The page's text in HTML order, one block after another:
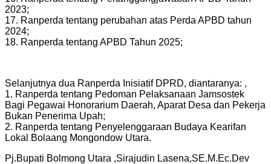
2023;
17. Ranperda tentang perubahan atas Perda APBD tahun
2024;
18. Ranperda tentang APBD Tahun 2025;
Selanjutnya dua Ranperda Inisiatif DPRD, diantaranya: ,
1. Ranperda tentang Pedoman Pelaksanaan Jamsostek
Bagi Pegawai Honorarium Daerah, Aparat Desa dan Pekerja
Bukan Penerima Upah;
2. Ranperda tentang Penyelenggaraan Budaya Kearifan
Lokal Bolaang Mongondow Utara.
Pj.Bupati Bolmong Utara ,Sirajudin Lasena,SE.M.Ec.Dev